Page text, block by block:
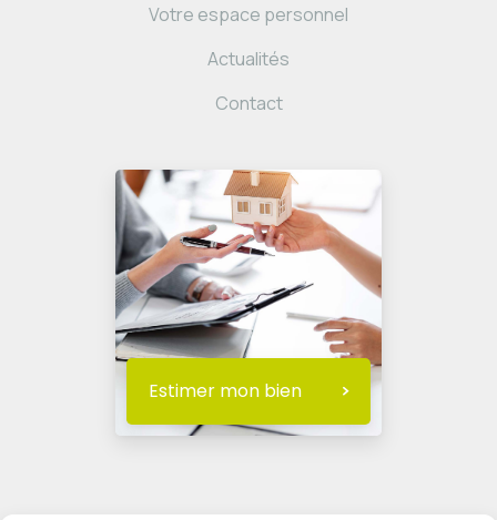
Votre espace personnel
Actualités
Contact
Estimer mon bien